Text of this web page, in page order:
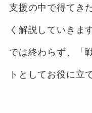
支援の中で得てき
く解説していきま
では終わらず、「
トとしてお役に立